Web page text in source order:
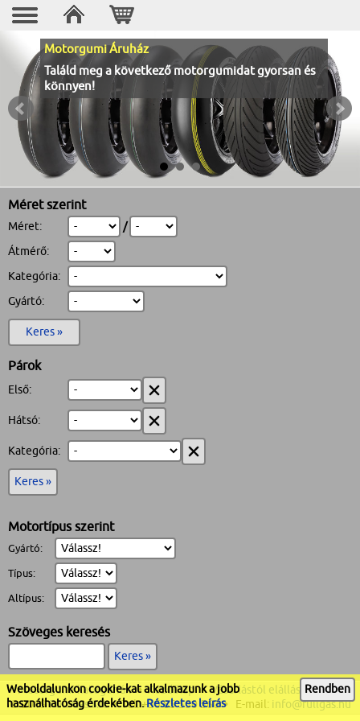
Weboldalunkon cookie-kat alkalmazunk a jobb
használhatóság érdekében.Részletes leírás
Rendben
Motorgumi Áruház
Találd meg a következő motorgumidat gyorsan és
könnyen!
Méret szerint
Méret:
/
Átmérő:
Kategória:
Gyártó:
Keres »
Párok
Első:
Hátsó:
Kategória:
Keres »
Motortípus szerint
Gyártó:
Típus:
Altípus:
Szöveges keresés
Keres »
Motorgumi kategóriák•Kezdőlap•Vásárlástól elállás •ÁSZF
© 2019Full-Gas Kft• Tel:+36 85 550 560• E-mail: info@fullgas.hu